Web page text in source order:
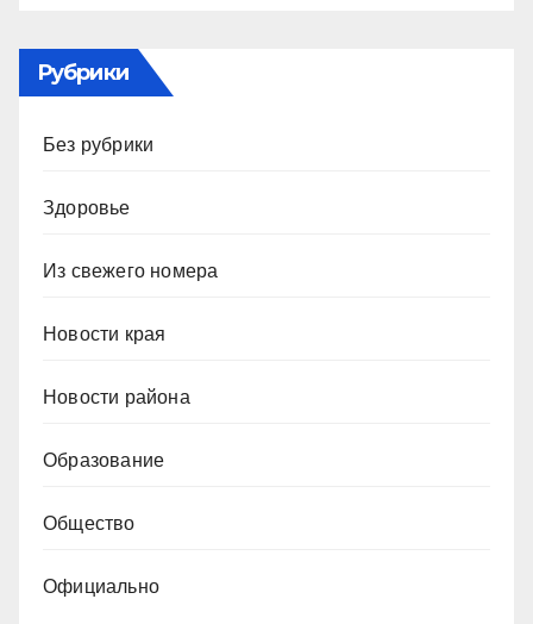
Рубрики
Без рубрики
Здоровье
Из свежего номера
Новости края
Новости района
Образование
Общество
Официально